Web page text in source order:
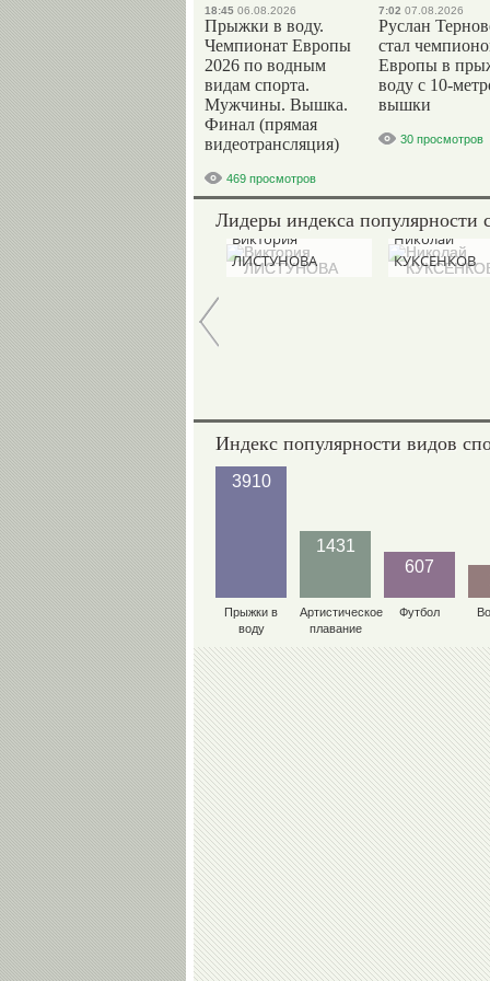
18:45 06.08.2026
Прыжки в воду.
Чемпионат Европы
2026 по водным
видам спорта.
Мужчины. Вышка.
Финал (прямая
видеотрансляция)
469 просмотров
7:02 07.08.2026
Руслан
стал
Европы в
воду с 10-
вышки
30 просмотров
Лидеры индекса популярности
Виктория
ЛИСТУНОВА
Николай
КУКСЕНКОВ
Индекс популярности видов
3910
Прыжки в
воду
1431
Артистическое
плавание
607
Футбол